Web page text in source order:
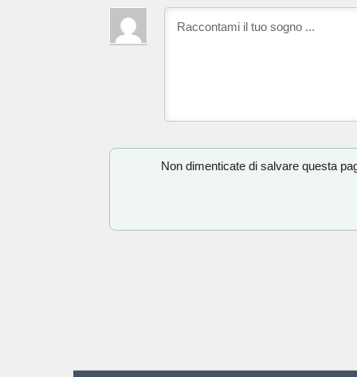
Non dimenticate di salvare questa